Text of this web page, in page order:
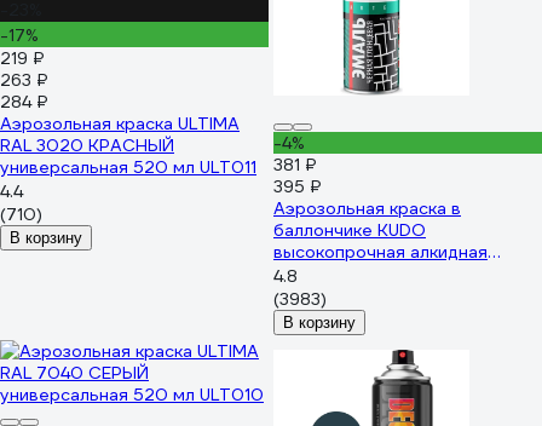
-17%
219 ₽
263 ₽
284 ₽
Аэрозольная краска ULTIMA
RAL 3020 КРАСНЫЙ
универсальная 520 мл ULT011
4.4
(710)
В корзину
-4%
381 ₽
395 ₽
Аэрозольная краска в
баллончике KUDO
высокопрочная алкидная
универсальная глянцевая RAL
9005 чёрная KU-1002
4.8
(3983)
В корзину